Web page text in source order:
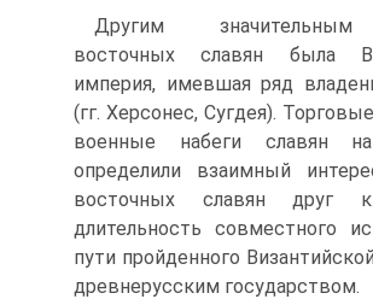
Другим
восточных славян была
империя, имевшая ряд
(гг. Херсонес, Сугдея).
военные набеги славян
определили взаимный
восточных славян друг
длительность совместного
пути пройденного
древнерусским государством.